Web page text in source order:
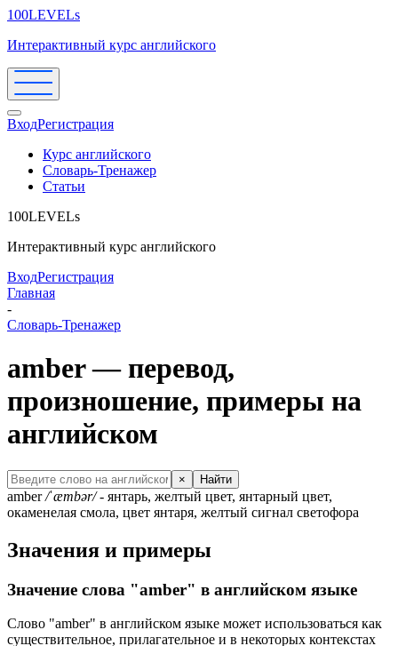
100LEVELs
Интерактивный курс английского
ВходРегистрация
Курс английского
Словарь-Тренажер
Статьи
100LEVELs
Интерактивный курс английского
ВходРегистрация
Главная
-
Словарь-Тренажер
amber — перевод,
произношение, примеры на
английском
× Найти
amber /ˈæmbər/- янтарь, желтый цвет, янтарный цвет,
окаменелая смола, цвет янтаря, желтый сигнал светофора
Значения и примеры
Значение слова "amber" в английском языке
Слово "amber" в английском языке может использоваться как
существительное, прилагательное и в некоторых контекстах